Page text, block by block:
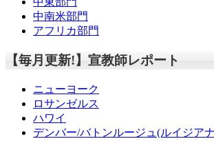
中南米部門
アフリカ部門
【毎月更新!】宣教師レポート
ニューヨーク
ロサンゼルス
ハワイ
デンバー/バトンルージュ(ルイジア